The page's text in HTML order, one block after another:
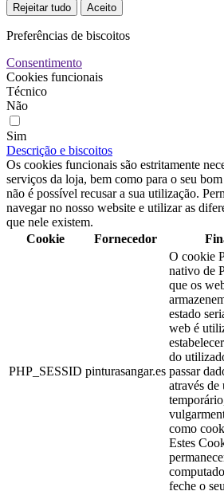
Rejeitar tudo Aceito
Preferências de biscoitos
Consentimento
Cookies funcionais
Técnico
Não
Sim
Descrição e biscoitos
Os cookies funcionais são estritamente
serviços da loja, bem como para o seu
não é possível recusar a sua utilização.
navegar no nosso website e utilizar as
que nele existem.
Cookie
Fornecedor
PHP_SESSID pinturasangar.es
O cookie
nativo de
que os
estado
web é
do
passar
através
como
Estes
feche o